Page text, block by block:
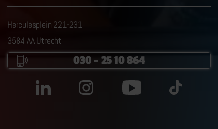
Herculesplein 221-231
3584 AA Utrecht
030 – 25 10 864